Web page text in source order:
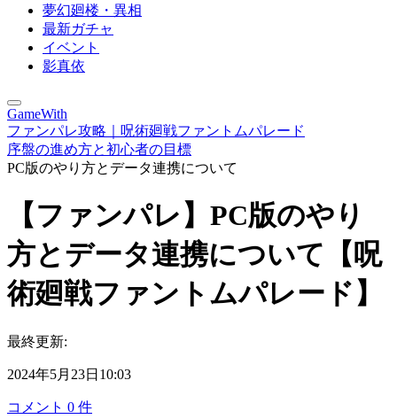
夢幻廻楼・異相
最新ガチャ
イベント
影真依
GameWith
ファンパレ攻略｜呪術廻戦ファントムパレード
序盤の進め方と初心者の目標
PC版のやり方とデータ連携について
【ファンパレ】PC版のやり
方とデータ連携について【呪
術廻戦ファントムパレード】
最終更新:
2024年5月23日10:03
コメント 0 件